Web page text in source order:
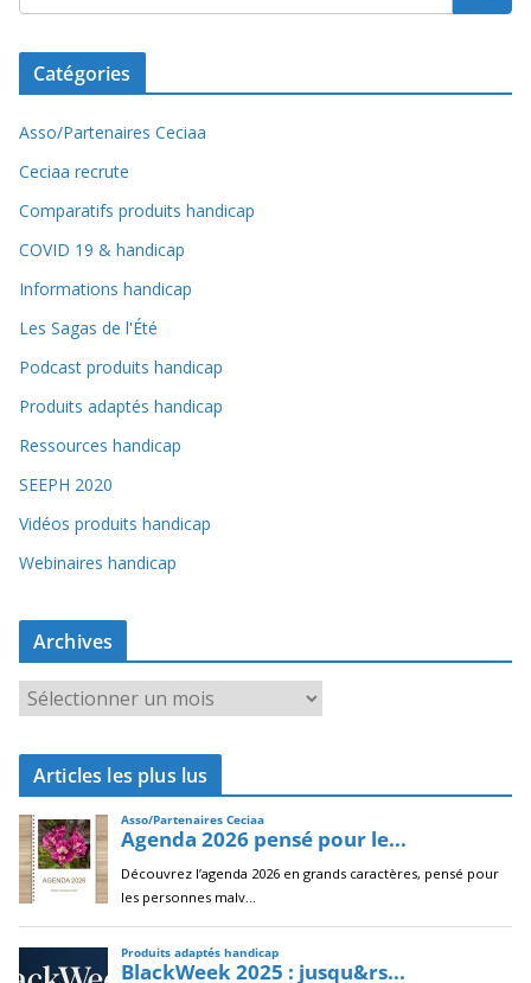
Catégories
Asso/Partenaires Ceciaa
Ceciaa recrute
Comparatifs produits handicap
COVID 19 & handicap
Informations handicap
Les Sagas de l'Été
Podcast produits handicap
Produits adaptés handicap
Ressources handicap
SEEPH 2020
Vidéos produits handicap
Webinaires handicap
Archives
r
c
i
v
e
s
Articles les plus lus